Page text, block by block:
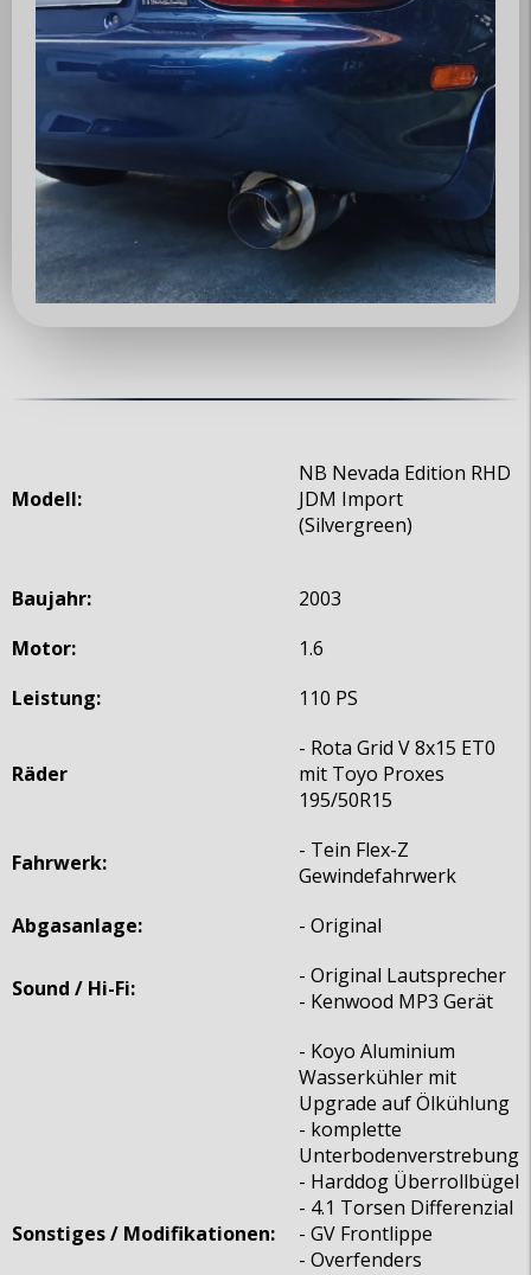
Modell:
NB Nevada Edition RHD
JDM Import
(Silvergreen)
Baujahr:
2003
Motor:
1.6
Leistung:
110 PS
Räder
- Rota Grid V 8x15 ET0
mit Toyo Proxes
195/50R15
Fahrwerk:
- Tein Flex-Z
Gewindefahrwerk
Abgasanlage:
- Original
Sound / Hi-Fi:
- Original Lautsprecher
- Kenwood MP3 Gerät
Sonstiges / Modifikationen:
- Koyo Aluminium
Wasserkühler mit
Upgrade auf Ölkühlung
- komplette
Unterbodenverstrebung
- Harddog Überrollbügel
- 4.1 Torsen Differenzial
- GV Frontlippe
- Overfenders